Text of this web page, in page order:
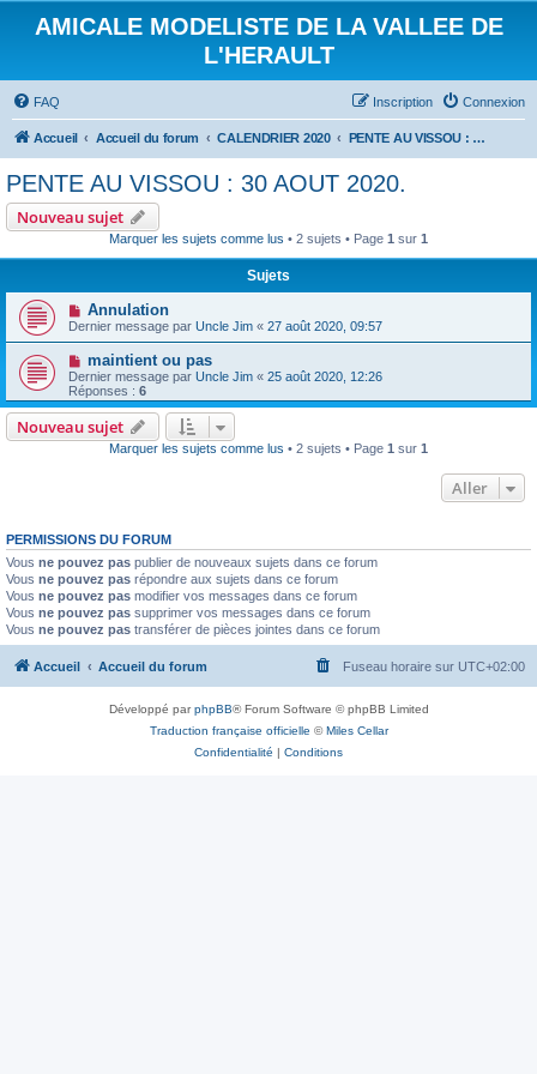
AMICALE MODELISTE DE LA VALLEE DE
L'HERAULT
FAQ Connexion
Inscription
Accueil Accueil du forum CALENDRIER 2020 PENTE AU VISSOU : 30 AOUT 2020.
PENTE AU VISSOU : 30 AOUT 2020.
Nouveau sujet
Marquer les sujets comme lus • 2 sujets • Page 1 sur 1
Sujets
Annulation
Dernier message par Uncle Jim « 27 août 2020, 09:57
maintient ou pas
Dernier message par Uncle Jim « 25 août 2020, 12:26
Réponses : 6
Nouveau sujet
Marquer les sujets comme lus • 2 sujets • Page 1 sur 1
Aller
PERMISSIONS DU FORUM
Vous ne pouvez pas publier de nouveaux sujets dans ce forum
Vous ne pouvez pas répondre aux sujets dans ce forum
Vous ne pouvez pas modifier vos messages dans ce forum
Vous ne pouvez pas supprimer vos messages dans ce forum
Vous ne pouvez pas transférer de pièces jointes dans ce forum
Accueil Accueil du forum Fuseau horaire sur UTC+02:00
Développé parphpBB® Forum Software © phpBB Limited
Traduction française officielle ©Miles Cellar
Confidentialité | Conditions